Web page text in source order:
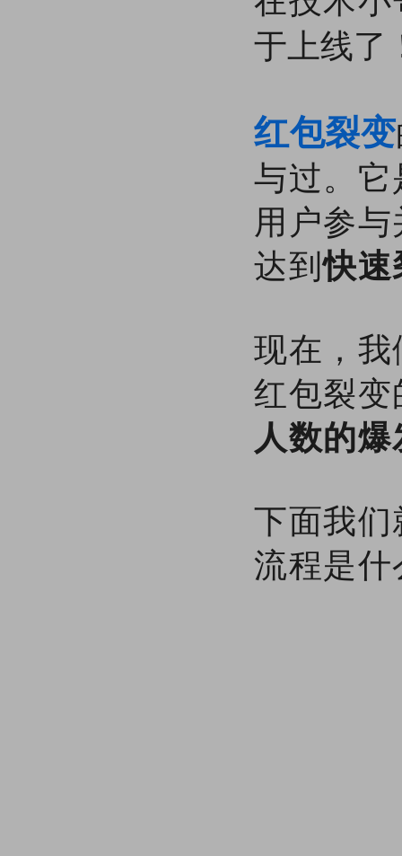
于上线了
红包裂变
与过。
用户参
达到快速
现在，
红包裂
人数的
下面我们
流程是